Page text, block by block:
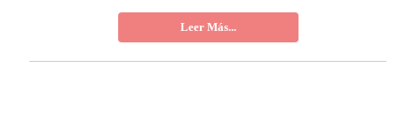
Leer Más...